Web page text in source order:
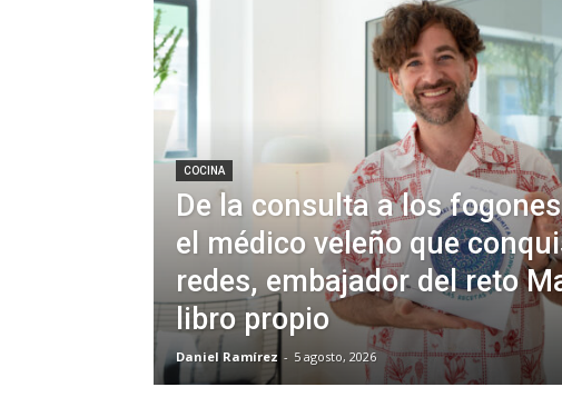
COCINA
De la consulta a los
el médico veleño que
redes, embajador del reto
libro propio
Daniel Ramírez - 5 agosto, 2026